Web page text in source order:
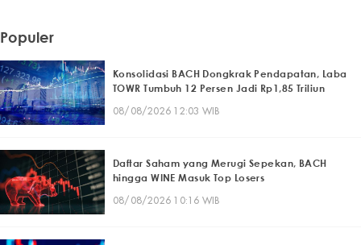
Populer
Konsolidasi BACH Dongkrak Pendapatan, Laba
TOWR Tumbuh 12 Persen Jadi Rp1,85 Triliun
08/08/2026 12:03 WIB
Daftar Saham yang Merugi Sepekan, BACH
hingga WINE Masuk Top Losers
08/08/2026 10:16 WIB